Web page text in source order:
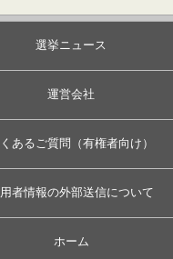
選挙ニュース
運営会社
あるご質問（有権者向け）
者情報の外部送信について
ホーム